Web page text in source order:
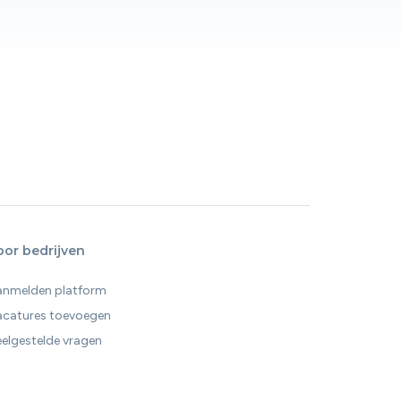
bedrijven
platform
toevoegen
vragen